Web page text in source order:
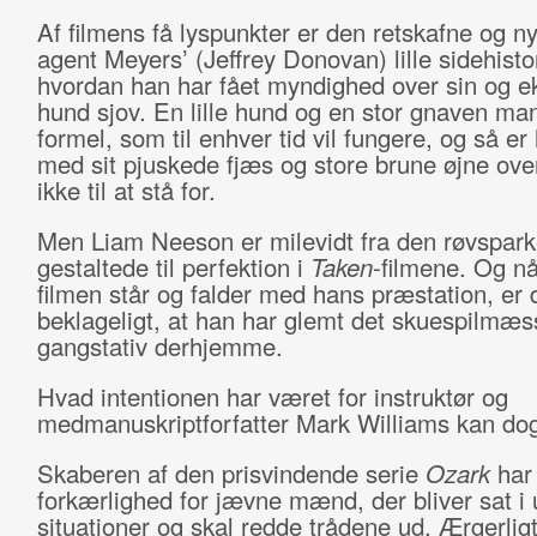
Af filmens få lyspunkter er den retskafne og
agent Meyers’ (Jeffrey Donovan) lille
hvordan han har fået myndighed over sin og
hund sjov. En lille hund og en stor gnaven
formel, som til enhver tid vil fungere, og så er
med sit pjuskede fjæs og store brune øjne
ikke til at stå for.
Men Liam Neeson er milevidt fra den
gestaltede til perfektion i Taken-filmene. Og
filmen står og falder med hans præstation, er
beklageligt, at han har glemt det
gangstativ derhjemme.
Hvad intentionen har været for instruktør og
medmanuskriptforfatter Mark Williams kan
Skaberen af den prisvindende serie Ozarkhar
forkærlighed for jævne mænd, der bliver sat i
situationer og skal redde trådene ud.